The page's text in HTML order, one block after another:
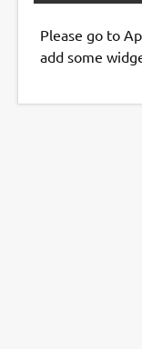
Please go to
add some